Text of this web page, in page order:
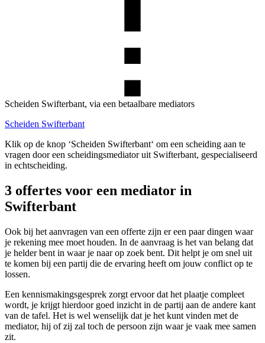
Scheiden Swifterbant, via een betaalbare mediators
Scheiden Swifterbant
Klik op de knop ‘Scheiden Swifterbant‘ om een scheiding aan te
vragen door een scheidingsmediator uit Swifterbant, gespecialiseerd
in echtscheiding.
3 offertes voor een mediator in
Swifterbant
Ook bij het aanvragen van een offerte zijn er een paar dingen waar
je rekening mee moet houden. In de aanvraag is het van belang dat
je helder bent in waar je naar op zoek bent. Dit helpt je om snel uit
te komen bij een partij die de ervaring heeft om jouw conflict op te
lossen.
Een kennismakingsgesprek zorgt ervoor dat het plaatje compleet
wordt, je krijgt hierdoor goed inzicht in de partij aan de andere kant
van de tafel. Het is wel wenselijk dat je het kunt vinden met de
mediator, hij of zij zal toch de persoon zijn waar je vaak mee samen
zit.